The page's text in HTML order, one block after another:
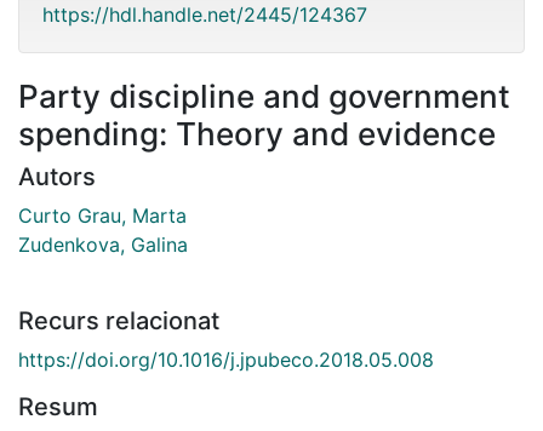
https://hdl.handle.net/2445/124367
Party discipline and government
spending: Theory and evidence
Autors
Curto Grau, Marta
Zudenkova, Galina
Recurs relacionat
https://doi.org/10.1016/j.jpubeco.2018.05.008
Resum